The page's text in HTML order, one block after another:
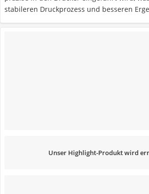
stabileren Druckprozess und besseren
Unser Highlight-Produkt wird